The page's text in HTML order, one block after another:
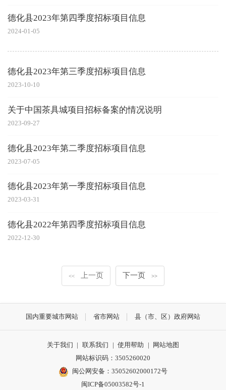
德化县2023年第四季度招标项目信息
2024-01-05
德化县2023年第三季度招标项目信息
2023-10-10
关于中国茶具城项目招标备案的情况说明
2023-09-27
德化县2023年第二季度招标项目信息
2023-07-05
德化县2023年第一季度招标项目信息
2023-03-31
德化县2022年第四季度招标项目信息
2022-12-30
<< 上一页 下一页 >>
国内重要城市网站 省市网站 县（市、区）政府网站
关于我们 | 联系我们 | 使用帮助 | 网站地图
网站标识码：3505260020
闽公网安备：35052602000172号
闽ICP备05003582号-1